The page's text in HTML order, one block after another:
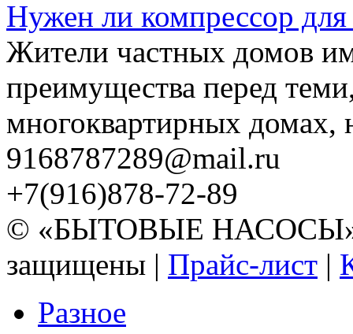
Нужен ли компрессор для
Жители частных домов
преимущества перед
многоквартирных домах,
9168787289@mail.ru
+7(916)878-72-89
© «БЫТОВЫЕ НАСОСЫ»
защищены | Прайс-лист |
Разное